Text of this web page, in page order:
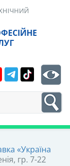
1
«Україна
гр. 7-22